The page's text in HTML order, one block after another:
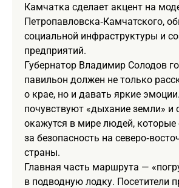
Камчатка сделает акцент на
Петропавловска‑Камчатского,
социальной инфраструктуры и
предприятий.
Губернатор Владимир Солодов
павильон должен не только
о крае, но и давать яркие
почувствуют «дыхание земли» и
окажутся в мире людей, которые
за безопасность на
страны.
Главная часть маршрута —
в подводную лодку. Посетители